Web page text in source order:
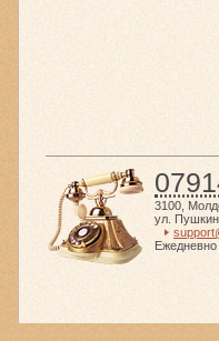
3100
ул.